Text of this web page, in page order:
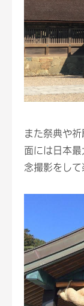
また祭典や
面には日本
念撮影をして